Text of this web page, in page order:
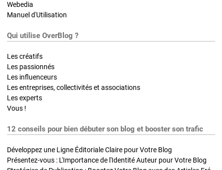
Webedia
Manuel d'Utilisation
Qui utilise OverBlog ?
Les créatifs
Les passionnés
Les influenceurs
Les entreprises, collectivités et associations
Les experts
Vous !
12 conseils pour bien débuter son blog et booster son trafic
Développez une Ligne Éditoriale Claire pour Votre Blog
Présentez-vous : L'Importance de l'Identité Auteur pour Votre Blog